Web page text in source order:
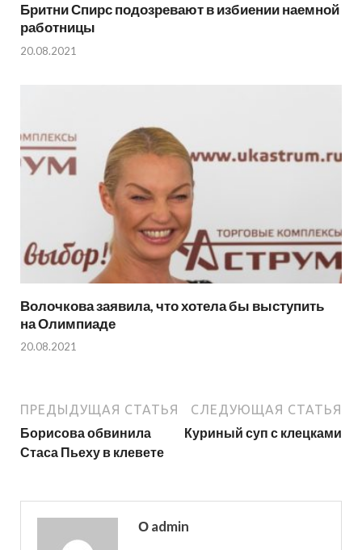
Бритни Спирс подозревают в избиении наемной
работницы
20.08.2021
Волочкова заявила, что хотела бы выступить
на Олимпиаде
20.08.2021
ПРЕДЫДУЩАЯ СТАТЬЯ
Борисова обвинила
Стаса Пьеху в клевете
СЛЕДУЮЩАЯ СТАТЬЯ
Куриный суп с клецками
О admin